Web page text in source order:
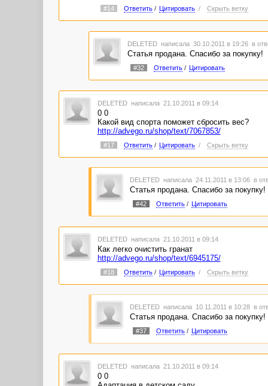
#14 Ответить/ Цитировать / Скрыть ветку
DELETED написала 30.10.2011 в 19:26 в
Статья продана. Спасибо за покупку!
#32 Ответить/ Цитировать
DELETED написала 21.10.2011 в 09:14
0 0
Какой вид спорта поможет сбросить вес?
http://advego.ru/shop/text/7067853/
#17 Ответить/ Цитировать / Скрыть ветку
DELETED написала 24.11.2011 в 13:06 в
Статья продана. Спасибо за покупку!
#42 Ответить/ Цитировать
DELETED написала 21.10.2011 в 09:14
Как легко очистить гранат
http://advego.ru/shop/text/6945175/
#18 Ответить/ Цитировать / Скрыть ветку
DELETED написала 10.11.2011 в 10:28 в
Статья продана. Спасибо за покупку!
#37 Ответить/ Цитировать
DELETED написала 21.10.2011 в 09:14
0 0